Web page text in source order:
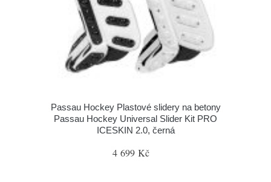
Passau Hockey Plastové slidery na betony
Passau Hockey Universal Slider Kit PRO
ICESKIN 2.0, černá
4 699 Kč